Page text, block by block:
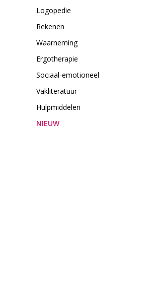
Logopedie
Rekenen
Waarneming
Ergotherapie
Sociaal-emotioneel
Vakliteratuur
Hulpmiddelen
NIEUW